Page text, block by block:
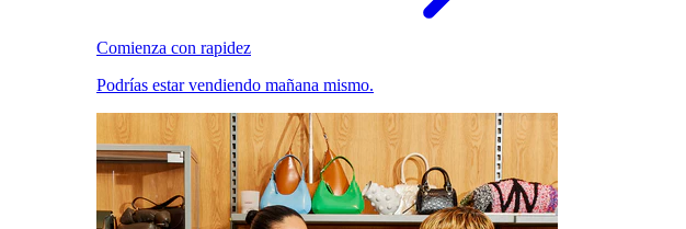
Comienza con rapidez
Podrías estar vendiendo mañana mismo.